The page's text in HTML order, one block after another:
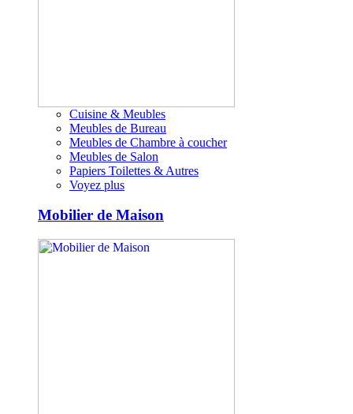
Cuisine & Meubles
Meubles de Bureau
Meubles de Chambre à coucher
Meubles de Salon
Papiers Toilettes & Autres
Voyez plus
Mobilier de Maison